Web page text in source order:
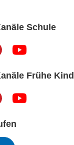
Schule
Frühe